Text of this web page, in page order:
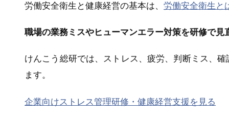
労働安全衛生と健康経営の基本は、 労働安全衛生と
職場の業務ミスやヒューマンエラー対策を研修で見
けんこう総研では、ストレス、疲労、判断ミス、
ます。
企業向けストレス管理研修・健康経営支援を見る